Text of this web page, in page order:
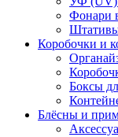
Фонари
Коробочки и
Боксы
Блёсны и